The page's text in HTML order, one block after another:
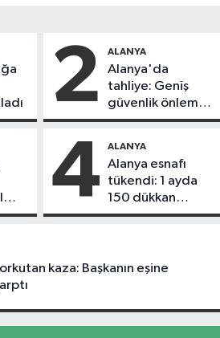
2 ALANYA
Alanya'da
tahliye: Geniş
güvenlik önlemi
alındı
4 ALANYA
Alanya esnafı
tükendi: 1 ayda
150 dükkan
kapandı
kaza: Başkanın eşine